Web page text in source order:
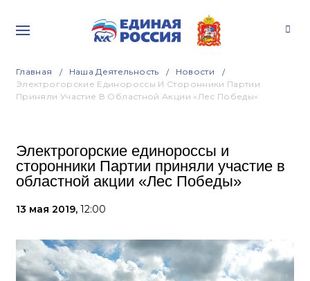
Главная Наша Деятельность
Новости
Электрогорские Единороссы И Сторонники Партии
Приняли Участие В Областной Акции «Лес Победы»
Электрогорские единороссы и
сторонники Партии приняли участие в
областной акции «Лес Победы»
13 мая 2019, 12:00